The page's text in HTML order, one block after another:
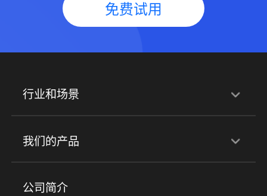
免费试用
行业和场景
行业解决方案
培训机构 职业技能培训 兴趣培训
金融行业
我们的产品
产品
公司简介